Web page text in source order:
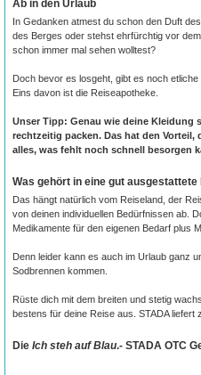
Ab in den Urlaub
In Gedanken atmest du schon den Duft
des Berges oder stehst ehrfürchtig vor
schon immer mal sehen wolltest?
Doch bevor es losgeht, gibt es noch
Eins davon ist die Reiseapotheke.
Unser Tipp: Genau wie deine Kleidung
rechtzeitig packen. Das hat den
alles, was fehlt noch schnell besorgen
Was gehört in eine gut
Das hängt natürlich vom Reiseland, der
von deinen individuellen Bedürfnissen ab.
Medikamente für den eigenen Bedarf plus
Denn leider kann es auch im Urlaub ganz
Sodbrennen kommen.
Rüste dich mit dem breiten und stetig
bestens für deine Reise aus. STADA
DieIch steh auf Blau.- STADA OTC